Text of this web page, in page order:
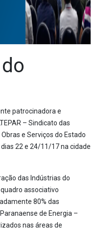
patrocinadora e
– Sindicato das
e Serviços do Estado
22 e 24/11/17 na cidade
das Indústrias do
associativo
80% das
de Energia –
nas áreas de